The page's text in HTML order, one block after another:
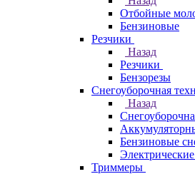
Отбойные
Бензиновые
Резчики
Назад
Резчики
Бензорезы
Снегоуборочная
Назад
Бензиновые
Триммеры